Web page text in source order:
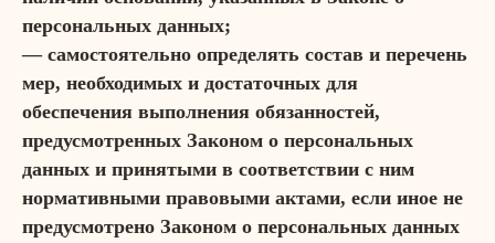
персональных данных;
— самостоятельно определять состав и перечень
мер, необходимых и достаточных для
обеспечения выполнения обязанностей,
предусмотренных Законом о персональных
данных и принятыми в соответствии с ним
нормативными правовыми актами, если иное не
предусмотрено Законом о персональных данных